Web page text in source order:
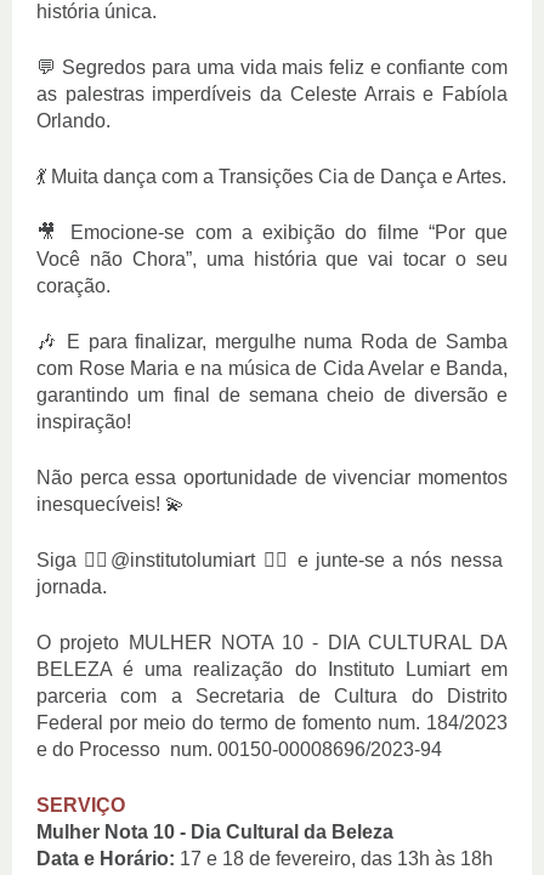
história única.
💬 Segredos para uma vida mais feliz e confiante com
as palestras imperdíveis da Celeste Arrais e Fabíola
Orlando.
💃 Muita dança com a Transições Cia de Dança e Artes.
🎥 Emocione-se com a exibição do filme “Por que
Você não Chora”, uma história que vai tocar o seu
coração.
🎶 E para finalizar, mergulhe numa Roda de Samba
com Rose Maria e na música de Cida Avelar e Banda,
garantindo um final de semana cheio de diversão e
inspiração!
Não perca essa oportunidade de vivenciar momentos
inesquecíveis! 💫
Siga 👉🏼@institutolumiart 👈🏼 e junte-se a nós nessa
jornada.
O projeto MULHER NOTA 10 - DIA CULTURAL DA
BELEZA é uma realização do Instituto Lumiart em
parceria com a Secretaria de Cultura do Distrito
Federal por meio do termo de fomento num. 184/2023
e do Processo num. 00150-00008696/2023-94
SERVIÇO
Mulher Nota 10 - Dia Cultural da Beleza
Data e Horário: 17 e 18 de fevereiro, das 13h às 18h